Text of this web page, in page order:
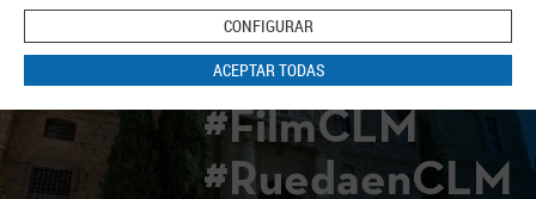
CONFIGURAR
ACEPTAR TODAS
#FilmCLM
#RuedaenCLM